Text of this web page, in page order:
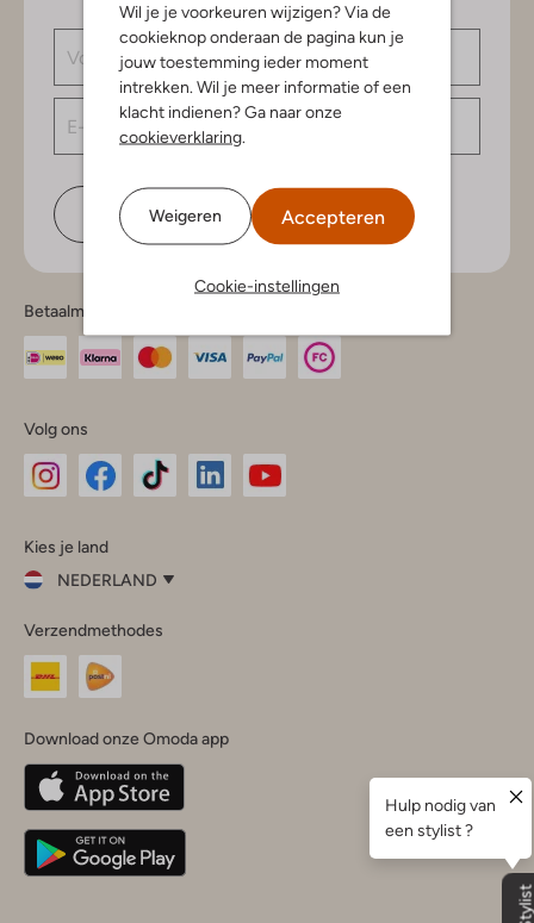
Wil je je voorkeuren wijzigen? Via de
cookieknop onderaan de pagina kun je
jouw toestemming ieder moment
intrekken. Wil je meer informatie of een
klacht indienen? Ga naar onze
cookieverklaring
Weigeren Accepteren
Cookie-instellingen
Schrijf je in
Betaalmethodes
Volg ons
InstagramFacebook
Kies je land
NEDERLAND
je
land
Nederland
Belgique(Français)
Deutschland
Verzendmethodes
Download onze Omoda app